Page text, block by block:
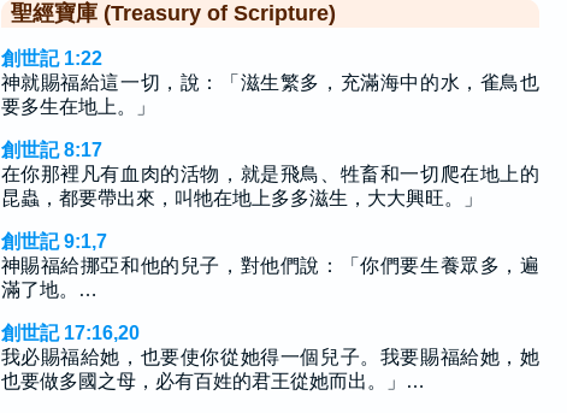
聖經寶庫 (Treasury of Scripture)
創世記 1:22
神就賜福給這一切，說：「滋生繁多，充滿海中的水，雀鳥也
要多生在地上。」
創世記 8:17
在你那裡凡有血肉的活物，就是飛鳥、牲畜和一切爬在地上的
昆蟲，都要帶出來，叫牠在地上多多滋生，大大興旺。」
創世記 9:1,7
神賜福給挪亞和他的兒子，對他們說：「你們要生養眾多，遍
滿了地。…
創世記 17:16,20
我必賜福給她，也要使你從她得一個兒子。我要賜福給她，她
也要做多國之母，必有百姓的君王從她而出。」…